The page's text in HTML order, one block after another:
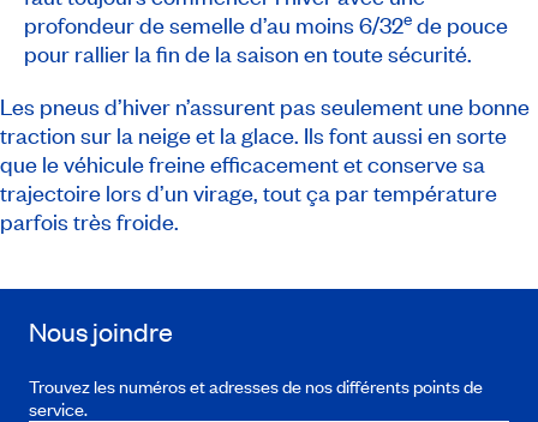
profondeur de semelle d’au moins 6/32e de pouce
pour rallier la fin de la saison en toute sécurité.
Les pneus d’hiver n’assurent pas seulement une bonne
traction sur la neige et la glace. Ils font aussi en sorte
que le véhicule freine efficacement et conserve sa
trajectoire lors d’un virage, tout ça par température
parfois très froide.
Nous joindre
Trouvez les numéros et adresses de nos différents points de
service.